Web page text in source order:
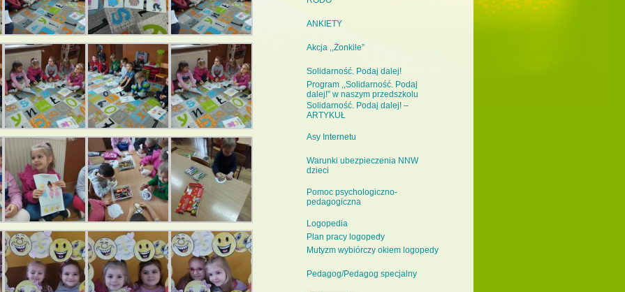
ANKIETY
Akcja ,,Żonkile”
Solidarność. Podaj dalej!
Program ,,Solidarność. Podaj
dalej!” w naszym przedszkolu
Solidarność. Podaj dalej! –
ARTYKUŁ
Asy Internetu
Warunki ubezpieczenia NNW
dzieci
Pomoc psychologiczno-
pedagogiczna
Logopedia
Plan pracy logopedy
Mutyzm wybiórczy okiem logopedy
Pedagog/Pedagog specjalny